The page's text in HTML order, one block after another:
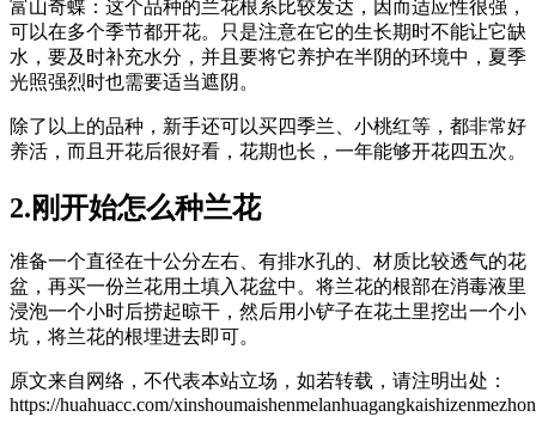
富山奇蝶：这个品种的兰花根系比较发达，因而适应性很强，
可以在多个季节都开花。只是注意在它的生长期时不能让它缺
水，要及时补充水分，并且要将它养护在半阴的环境中，夏季
光照强烈时也需要适当遮阴。
除了以上的品种，新手还可以买四季兰、小桃红等，都非常好
养活，而且开花后很好看，花期也长，一年能够开花四五次。
2.刚开始怎么种兰花
准备一个直径在十公分左右、有排水孔的、材质比较透气的花
盆，再买一份兰花用土填入花盆中。将兰花的根部在消毒液里
浸泡一个小时后捞起晾干，然后用小铲子在花土里挖出一个小
坑，将兰花的根埋进去即可。
原文来自网络，不代表本站立场，如若转载，请注明出处：
https://huahuacc.com/